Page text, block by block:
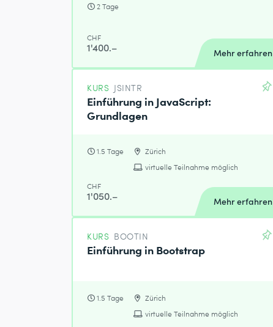
2 Tage
CHF
1'400.– Mehr erfahren
KURS JSINTR
Einführung in JavaScript:
Grundlagen
1.5 Tage
Zürich
virtuelle Teilnahme möglich
CHF
1'050.– Mehr erfahren
KURS BOOTIN
Einführung in Bootstrap
1.5 Tage
Zürich
virtuelle Teilnahme möglich